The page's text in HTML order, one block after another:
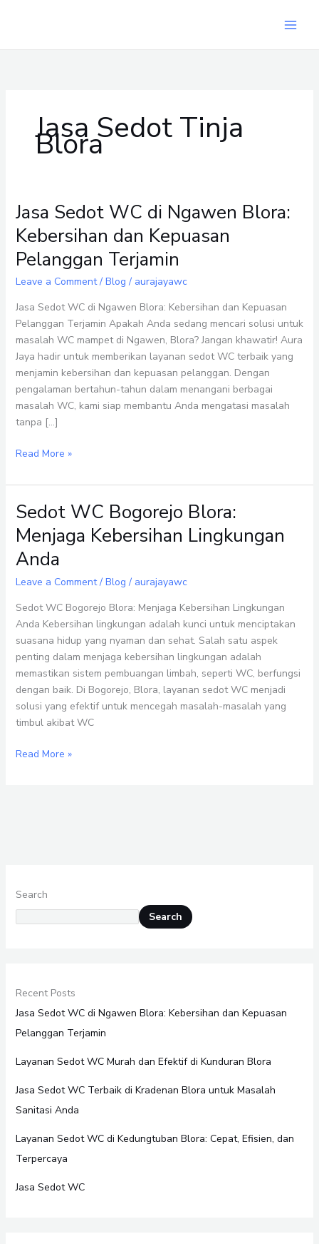
Jasa Sedot Tinja
Blora
Jasa Sedot WC di Ngawen Blora:
Kebersihan dan Kepuasan
Pelanggan Terjamin
Leave a Comment / Blog / aurajayawc
Jasa Sedot WC di Ngawen Blora: Kebersihan dan Kepuasan
Pelanggan Terjamin Apakah Anda sedang mencari solusi untuk
masalah WC mampet di Ngawen, Blora? Jangan khawatir! Aura
Jaya hadir untuk memberikan layanan sedot WC terbaik yang
menjamin kebersihan dan kepuasan pelanggan. Dengan
pengalaman bertahun-tahun dalam menangani berbagai
masalah WC, kami siap membantu Anda mengatasi masalah
tanpa […]
Jasa
WC
di
Kebersihan
dan
Kepuasan
Pelanggan
Terjamin
Read More »
Sedot WC Bogorejo Blora:
Menjaga Kebersihan Lingkungan
Anda
Leave a Comment / Blog / aurajayawc
Sedot WC Bogorejo Blora: Menjaga Kebersihan Lingkungan
Anda Kebersihan lingkungan adalah kunci untuk menciptakan
suasana hidup yang nyaman dan sehat. Salah satu aspek
penting dalam menjaga kebersihan lingkungan adalah
memastikan sistem pembuangan limbah, seperti WC, berfungsi
dengan baik. Di Bogorejo, Blora, layanan sedot WC menjadi
solusi yang efektif untuk mencegah masalah-masalah yang
timbul akibat WC
Sedot
Bogorejo
Blora:
Lingkungan
Anda
Read More »
Search
Search
Recent Posts
Jasa Sedot WC di Ngawen Blora: Kebersihan dan Kepuasan
Pelanggan Terjamin
Layanan Sedot WC Murah dan Efektif di Kunduran Blora
Jasa Sedot WC Terbaik di Kradenan Blora untuk Masalah
Sanitasi Anda
Layanan Sedot WC di Kedungtuban Blora: Cepat, Efisien, dan
Terpercaya
Jasa Sedot WC